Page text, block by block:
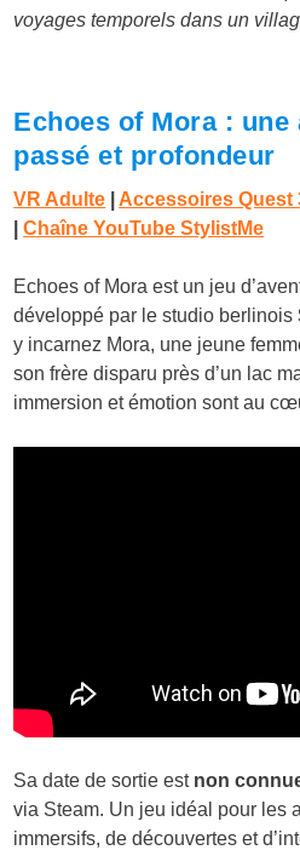
voyages temporels dans un
Echoes of Mora : une
passé et profondeur
VR Adulte Accessoires Quest
|Chaîne YouTube StylistMe
Echoes of Mora est un jeu
développé par le studio berlinois
y incarnez Mora, une jeune
son frère disparu près d’un lac
immersion et émotion sont au
Sa date de sortie est non
via Steam. Un jeu idéal pour les
immersifs, de découvertes et